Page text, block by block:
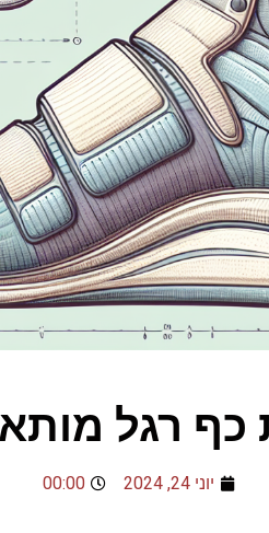
כף רגל
יוני 24, 2024 00:00